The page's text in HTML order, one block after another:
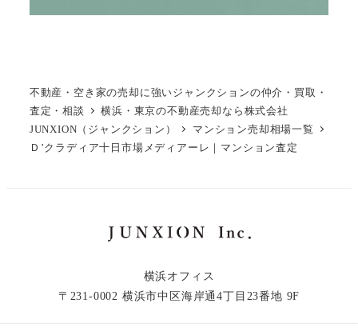
不動産・空き家の売却に強いジャンクションの仲介・買取・
査定・相談
横浜・東京の不動産売却なら株式会社
JUNXION（ジャンクション）
マンション売却相場一覧
Ｄ’クラディア十日市場メディアーレ｜マンション査定
横浜オフィス
〒231-0002 横浜市中区海岸通4丁目23番地 9F